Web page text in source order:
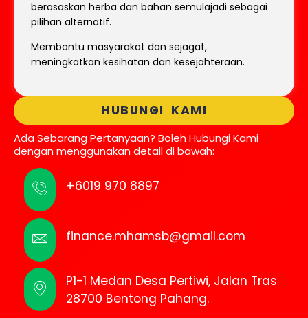
berasaskan herba dan bahan semulajadi sebagai
pilihan alternatif.
Membantu masyarakat dan sejagat,
meningkatkan kesihatan dan kesejahteraan.
HUBUNGI KAMI
Ada Sebarang Pertanyaan? Boleh Hubungi Kami
dengan menggunakan detail di bawah:
+6019 970 8897
finance.mhamsb@gmail.com
P1-1 Medan Desa Pertiwi, Jalan Tras
28700 Bentong Pahang.